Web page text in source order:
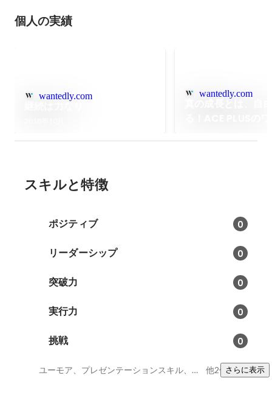
個人の実績
wantedly.com wantedly.com
スキルと特徴
ポジティブ 0
リーダーシップ 0
突破力 0
実行力 0
挑戦 0
ユーモア、プレゼンテーションスキル、継続力 他2件さらに表示